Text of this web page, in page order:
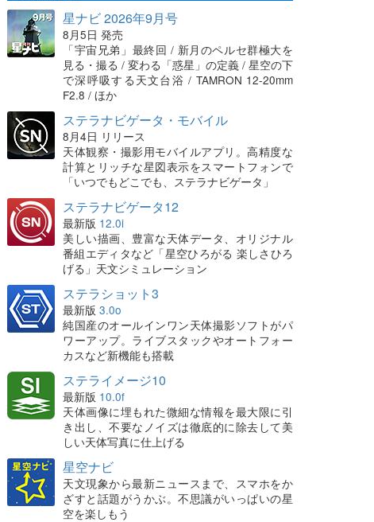
星ナビ 2026年9月号
8月5日 発売
「宇宙兄弟」最終回 / 新月のペルセ群極大を
見る・撮る / 変わる「惑星」の定義 / 星空の下
で深呼吸する天文台浴 / TAMRON 12-20mm
F2.8 / ほか
ステラナビゲータ・モバイル
8月4日 リリース
天体観察・撮影用モバイルアプリ。高精度な
計算とリッチな星図表示をスマートフォンで
「いつでもどこでも、ステラナビゲータ」
ステラナビゲータ12
最新版 12.0i
美しい描画、豊富な天体データ、オリジナル
番組エディタなど「星空ひろがる 楽しさひろ
げる」天文シミュレーション
ステラショット3
最新版 3.0o
純国産のオールインワン天体撮影ソフトがパ
ワーアップ。ライブスタックやオートフォー
カスなど新機能も搭載
ステライメージ10
最新版 10.0f
天体画像に埋もれた微細な情報を最大限に引
き出し、不要なノイズは徹底的に除去して美
しい天体写真に仕上げる
星空ナビ
天文現象から最新ニュースまで、スマホをか
ざすと話題がうかぶ。不思議がいっぱいの星
空を楽しもう